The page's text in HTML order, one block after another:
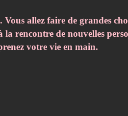
allez faire de grandes
rencontre de nouvelles
votre vie en main.